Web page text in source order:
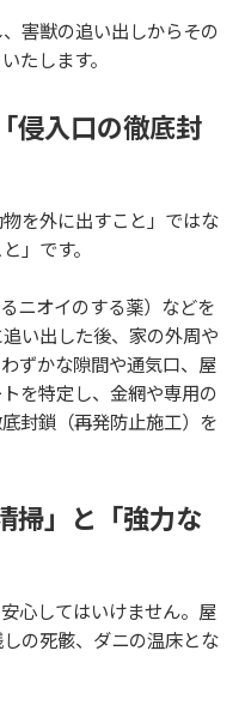
害獣の追い出しからその
たします。
侵入口の徹底封
を外に出すこと」ではな
」です。
ニオイのする薬）などを
い出した後、家の外周や
ずかな隙間や通気口、屋
を特定し、金網や専用の
封鎖（再発防止施工）を
掃」と「強力な
心してはいけません。屋
の死骸、ダニの温床とな